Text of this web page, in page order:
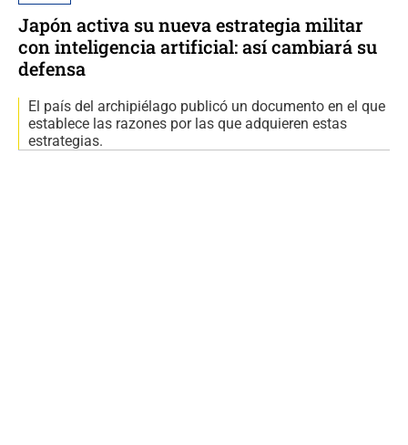
Japón activa su nueva estrategia militar
con inteligencia artificial: así cambiará su
defensa
El país del archipiélago publicó un documento en el que
establece las razones por las que adquieren estas
estrategias.